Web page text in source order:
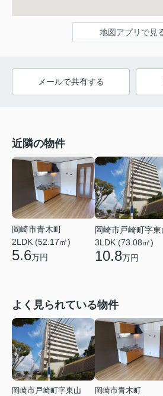
地図アプリで見
メールで共有する
近隣の物件
岡崎市青木町
2LDK (52.17㎡)
5.6万円
岡崎市戸崎町字東
3LDK (73.08㎡)
10.8万円
よく見られている物件
岡崎市戸崎町字東山
岡崎市青木町